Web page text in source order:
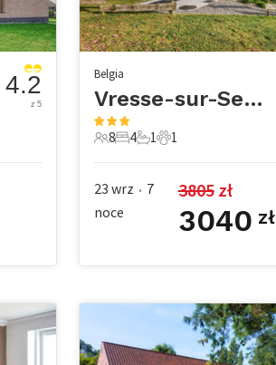
4.2
z 5
Belgia
Vresse-sur-Semois
8 Goście
8
4 Sypialnie
4
1 Łazienka
1
1 Zwierzę domowe
1
23 wrz • 7
noce
3805 zł
3040 zł